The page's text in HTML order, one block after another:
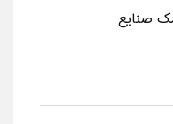
صنایع